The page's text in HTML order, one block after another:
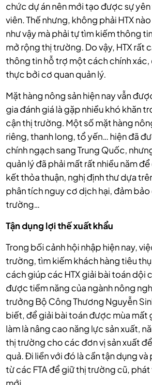
chức dự án nên mới tạo được sự
viên. Thế nhưng, không phải HTX
như vậy mà phải tự tìm kiếm thông
mở rộng thị trường. Do vậy, HTX rất
thông tin hỗ trợ một cách chính
thực bởi cơ quan quản lý.
Mặt hàng nông sản hiện nay vẫn
gia đánh giá là gặp nhiều khó khăn
cận thị trường. Một số mặt hàng
riêng, thanh long, tổ yến… hiện đã
chính ngạch sang Trung Quốc,
quản lý đã phải mất rất nhiều năm
kết thỏa thuận, nghị định thư dựa
phân tích nguy cơ dịch hại, đảm
trường…
Tận dụng lợi thế xuất khẩu
Trong bối cảnh hội nhập hiện nay,
trường, tìm kiếm khách hàng tiêu
cách giúp các HTX giải bài toán dội
được tiềm năng của ngành nông
trưởng Bộ Công Thương Nguyễn
biết, để giải bài toán được mùa mất
làm là nâng cao năng lực sản xuất,
thị trường cho các đơn vị sản xuất
quả. Đi liền với đó là cần tận dụng và
từ các FTA để giữ thị trường cũ,